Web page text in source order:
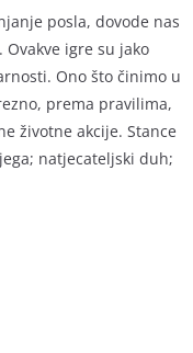
posla, dovode nas
igre su jako
Ono što činimo u
prema pravilima,
životne akcije. Stance
natjecateljski duh;